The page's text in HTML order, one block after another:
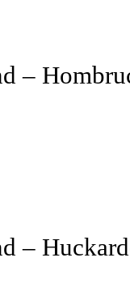
–
–